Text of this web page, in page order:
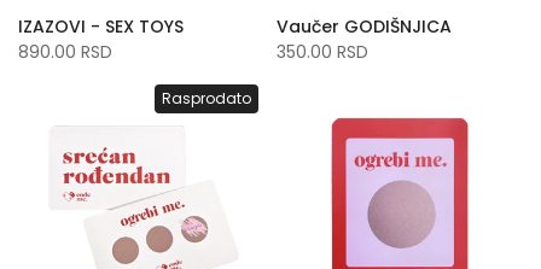
IZAZOVI - SEX TOYS
890.00 RSD
Vaučer GODIŠNJICA
350.00 RSD
Rasprodato